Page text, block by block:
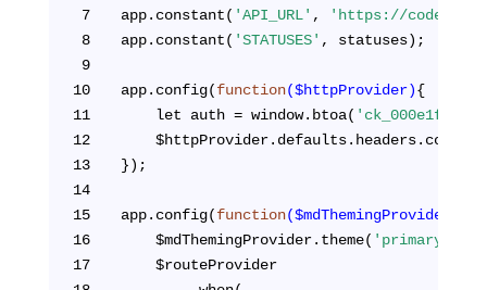
7
app.constant( 'API_URL' ,
'https://
8
app.constant( 'STATUSES' , statuses);
9
10
app.config(function($httpProvider){
11
	let auth = window.btoa(
12
13
});
14
15
app.config(function($mdThemingProvider,
16
	$mdThemingProvider.theme(
'primary'
17
	$routeProvider